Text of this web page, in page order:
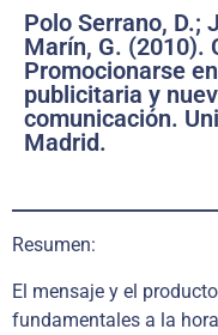
Polo Serrano, D.;
Marín, G. (2010).
Promocionarse
publicitaria y
comunicación.
Madrid.
Resumen:
El mensaje y el
fundamentales a la